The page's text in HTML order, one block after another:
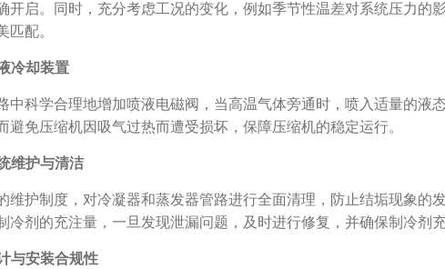
开启。同时，充分考虑工况的变化，例如季节性温差对系统压力的
配。
冷却装置
中科学合理地增加喷液电磁阀，当高温气体旁通时，喷入适量的液
避免压缩机因吸气过热而遭受损坏，保障压缩机的稳定运行。
维护与清洁
维护制度，对冷凝器和蒸发器管路进行全面清理，防止结垢现象的
冷剂的充注量，一旦发现泄漏问题，及时进行修复，并确保制冷剂
与安装合规性